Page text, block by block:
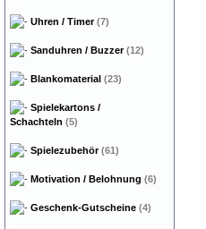
Uhren / Timer(7)
Sanduhren / Buzzer(12)
Blankomaterial (23)
Spielekartons /
Schachteln (5)
Spielezubehör(61)
Motivation / Belohnung (6)
Geschenk-Gutscheine (4)